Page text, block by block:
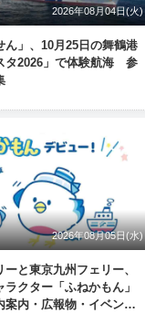
2026年08月04日(火)
ん」、10月25日の舞鶴港
タ2026」で体験航海 参
2026年08月05日(水)
と東京九州フェリー、
クター「ふねかもん」
内・広報物・イベン